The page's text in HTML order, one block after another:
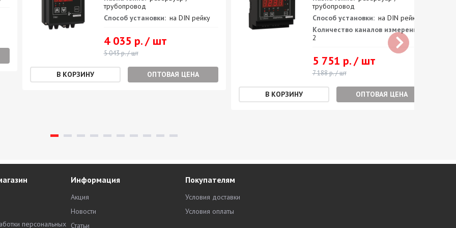
трубопровод
Способ установки: на DIN рейку
4 035 р. / шт
5 043 р. / шт
ОПТОВАЯ ЦЕНА
трубопровод
Способ установки: на DIN рейку
Количество каналов измерения:
2
5 751 р. / шт
7 188 р. / шт
ОПТОВАЯ ЦЕНА
персональных
Информация
Акция
Новости
Статьи
Покупателям
Условия доставки
Условия оплаты